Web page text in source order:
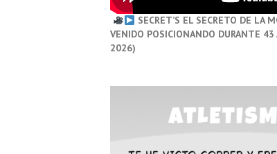
SECRET’S EL SECRETO DE LA
VENIDO POSICIONANDO DURANTE
2026)